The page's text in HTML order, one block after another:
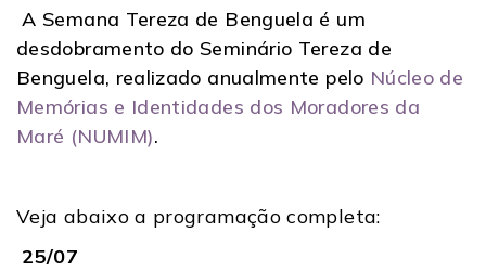
A Semana Tereza de Benguela é um
desdobramento do Seminário Tereza de
Benguela, realizado anualmente pelo Núcleo de
Memórias e Identidades dos Moradores da
Maré (NUMIM).
Veja abaixo a programação completa:
25/07